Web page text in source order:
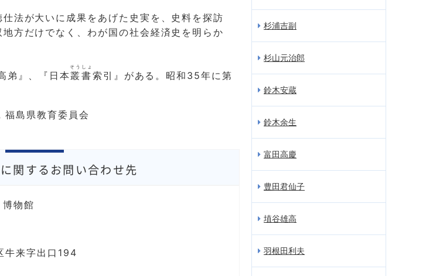
法が大いに成果をあげた史実を、史料を探訪
方だけでなく、わが国の社会経済史を明らか
弟』、『日本叢書
そうしょ
索引』がある。昭和35年に第
島県教育委員会
関するお問い合わせ先
物館
牛来字出口194
杉浦吉副
杉山元治郎
鈴木安蔵
鈴木余生
富田高慶
豊田君仙子
埴谷雄高
羽根田利夫